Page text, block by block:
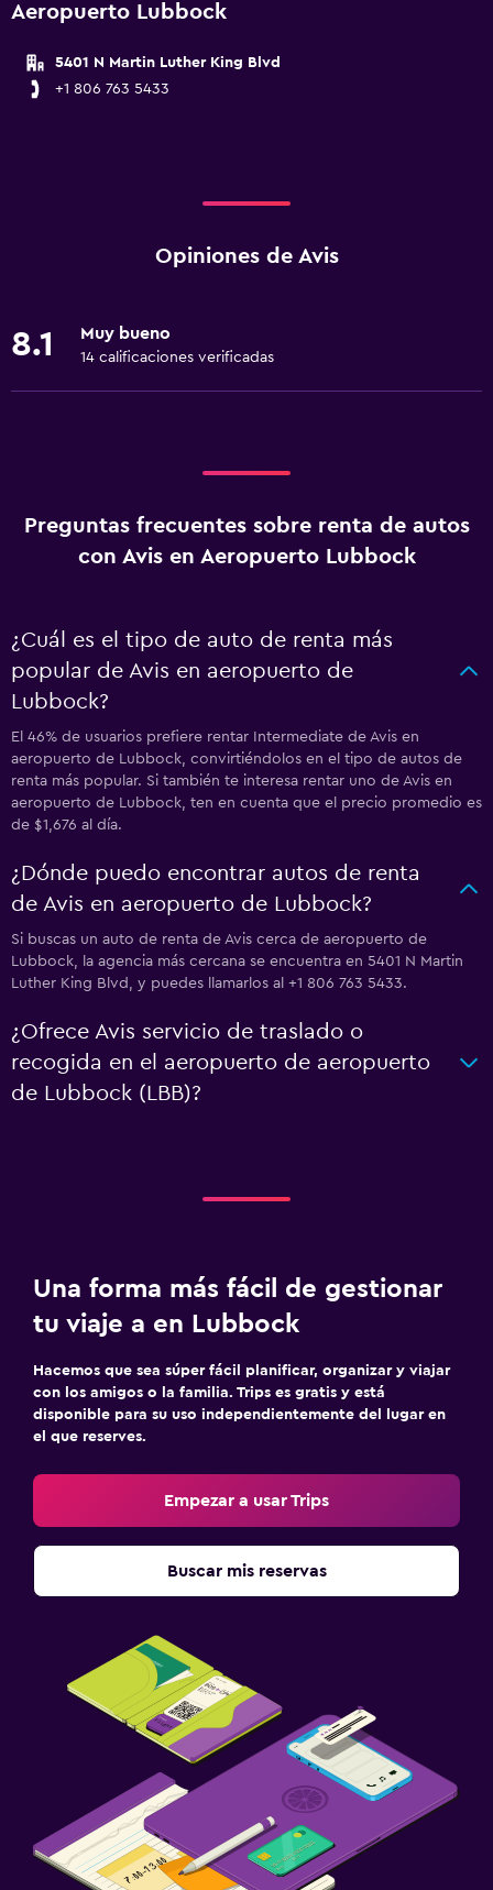
Aeropuerto Lubbock
5401 N Martin Luther King Blvd
+1 806 763 5433
Opiniones de Avis
8.1 Muy bueno
14 calificaciones verificadas
Preguntas frecuentes sobre renta de autos
con Avis en Aeropuerto Lubbock
¿Cuál es el tipo de auto de renta más
popular de Avis en aeropuerto de
Lubbock?
El 46% de usuarios prefiere rentar Intermediate de Avis en
aeropuerto de Lubbock, convirtiéndolos en el tipo de autos de
renta más popular. Si también te interesa rentar uno de Avis en
aeropuerto de Lubbock, ten en cuenta que el precio promedio es
de $1,676 al día.
¿Dónde puedo encontrar autos de renta
de Avis en aeropuerto de Lubbock?
Si buscas un auto de renta de Avis cerca de aeropuerto de
Lubbock, la agencia más cercana se encuentra en 5401 N Martin
Luther King Blvd, y puedes llamarlos al +1 806 763 5433.
¿Ofrece Avis servicio de traslado o
recogida en el aeropuerto de aeropuerto
de Lubbock (LBB)?
Una forma más fácil de gestionar
tu viaje a en Lubbock
Hacemos que sea súper fácil planificar, organizar y viajar
con los amigos o la familia. Trips es gratis y está
disponible para su uso independientemente del lugar en
el que reserves.
Empezar a usar Trips
Buscar mis reservas